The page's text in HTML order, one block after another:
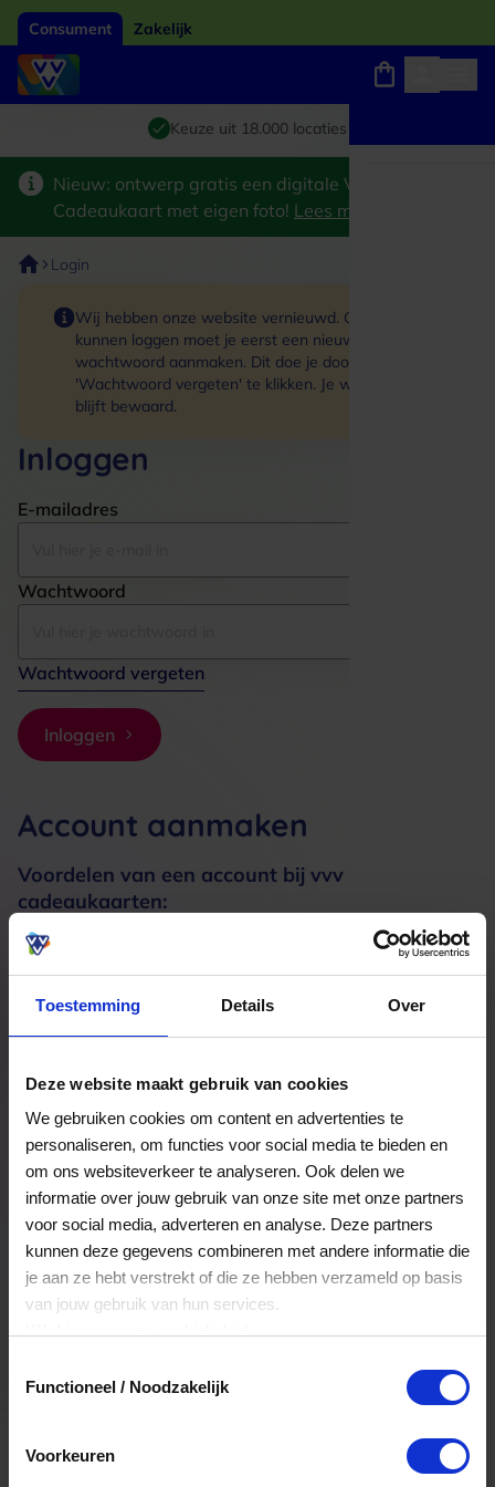
Toestemming Details Over
Deze website maakt gebruik van cookies
We gebruiken cookies om content en advertenties te
personaliseren, om functies voor social media te bieden en
om ons websiteverkeer te analyseren. Ook delen we
informatie over jouw gebruik van onze site met onze partners
voor social media, adverteren en analyse. Deze partners
kunnen deze gegevens combineren met andere informatie die
je aan ze hebt verstrekt of die ze hebben verzameld op basis
van jouw gebruik van hun services.
Functioneel / Noodzakelijk
Voorkeuren
Consument Zakelijk
Giftcard van het jaar 2026
Keuze uit 18.000 locaties
Winkels, webshops en uitjes
Nieuw: ontwerp gratis een digitale VVV
Cadeaukaart met eigen foto! Lees meer
Login
Wij hebben onze website vernieuwd. Om in te
kunnen loggen moet je eerst een nieuw
wachtwoord aanmaken. Dit doe je door op de link
'Wachtwoord vergeten' te klikken. Je winkelmand
blijft bewaard.
Inloggen
E-mailadres
Wachtwoord
Wachtwoord vergeten
Inloggen
Account aanmaken
Voordelen van een account bij vvv
cadeaukaarten:
Meerdere adressen registreren
Een bestelling volgen
Nog veel meer...
Maak account aan